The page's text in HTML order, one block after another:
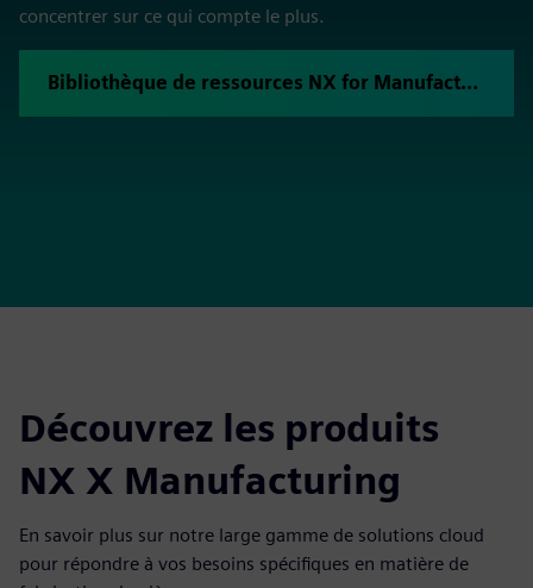
concentrer sur ce qui compte le plus.
Bibliothèque de ressources NX for Manufacturing
Découvrez les produits
NX X Manufacturing
En savoir plus sur notre large gamme de solutions cloud
pour répondre à vos besoins spécifiques en matière de